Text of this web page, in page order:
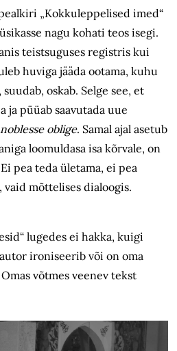
„Kokkuleppelised imed“
nagu kohati teos isegi.
teistsuguses registris kui
huviga jääda ootama, kuhu
oskab. Selge see, et
ja püüab saavutada uue
noblesse oblige. Samal ajal asetub
loomuldasa isa kõrvale, on
pea teda ületama, ei pea
mõttelises dialoogis.
lugedes ei hakka, kuigi
ironiseerib või on oma
võtmes veenev tekst